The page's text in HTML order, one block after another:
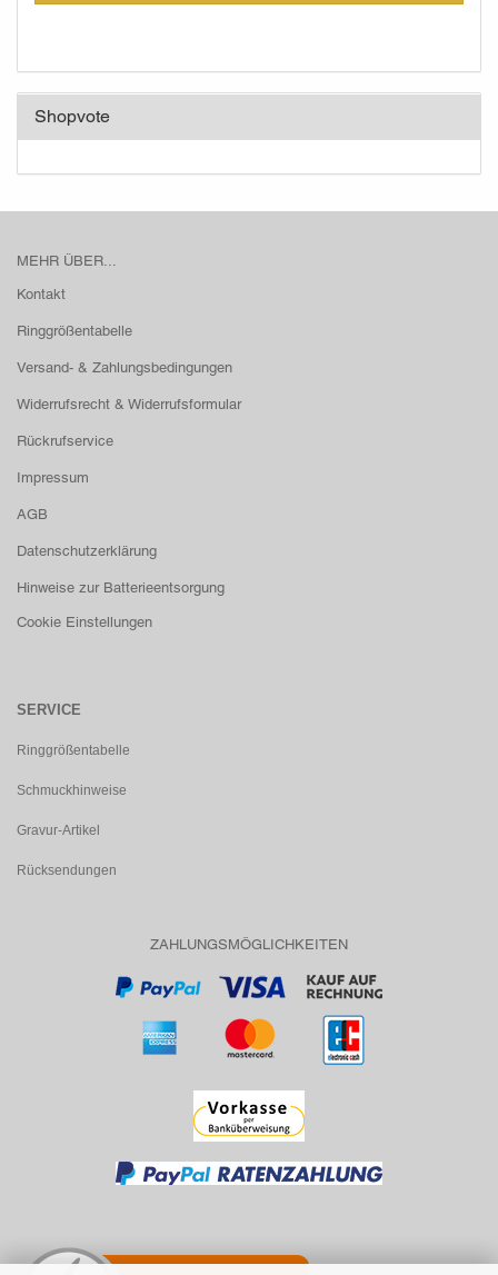
Shopvote
MEHR ÜBER...
Kontakt
Ringgrößentabelle
Versand- & Zahlungsbedingungen
Widerrufsrecht & Widerrufsformular
Rückrufservice
Impressum
AGB
Datenschutzerklärung
Hinweise zur Batterieentsorgung
Cookie Einstellungen
SERVICE
Ringgrößentabelle
Schmuckhinweise
Gravur-Artikel
Rücksendungen
ZAHLUNGSMÖGLICHKEITEN